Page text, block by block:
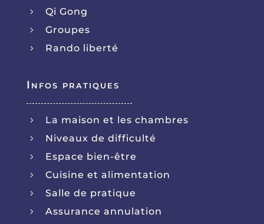
5 Qi Gong
5 Groupes
5 Rando liberté
Infos pratiques
5 La maison et les chambres
5 Niveaux de difficulté
5 Espace bien-être
5 Cuisine et alimentation
5 Salle de pratique
5 Assurance annulation